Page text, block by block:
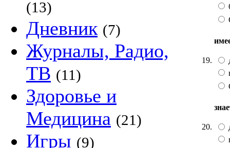
(13)
Дневник (7)
Журналы, Радио,
ТВ (11)
Здоровье и
Медицина (21)
Игры (9)
19.
20.